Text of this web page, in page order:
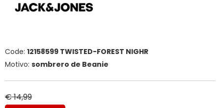
Code: 12158599 TWISTED-FOREST NIGHR
Motivo: sombrero de Beanie
€ 14,99